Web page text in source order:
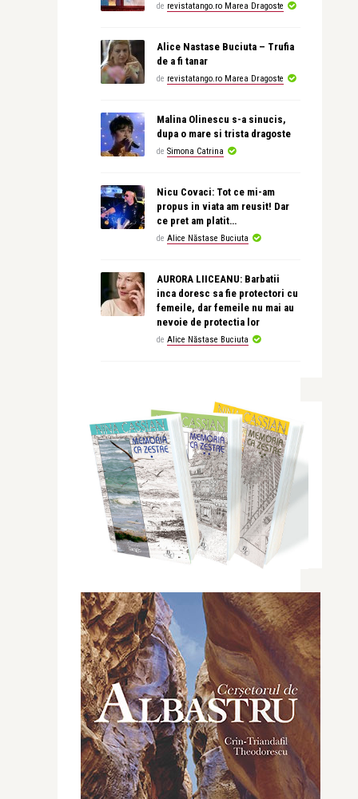
de revistatango.ro Marea Dragoste
Alice Nastase Buciuta – Trufia
de a fi tanar
de revistatango.ro Marea Dragoste
Malina Olinescu s-a sinucis,
dupa o mare si trista dragoste
de Simona Catrina
Nicu Covaci: Tot ce mi-am
propus in viata am reusit! Dar
ce pret am platit…
de Alice Năstase Buciuta
AURORA LIICEANU: Barbatii
inca doresc sa fie protectori cu
femeile, dar femeile nu mai au
nevoie de protectia lor
de Alice Năstase Buciuta